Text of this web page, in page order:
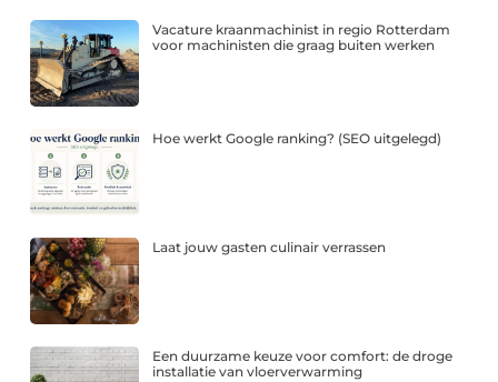
Vacature kraanmachinist in regio Rotterdam
voor machinisten die graag buiten werken
Hoe werkt Google ranking? (SEO uitgelegd)
Laat jouw gasten culinair verrassen
Een duurzame keuze voor comfort: de droge
installatie van vloerverwarming